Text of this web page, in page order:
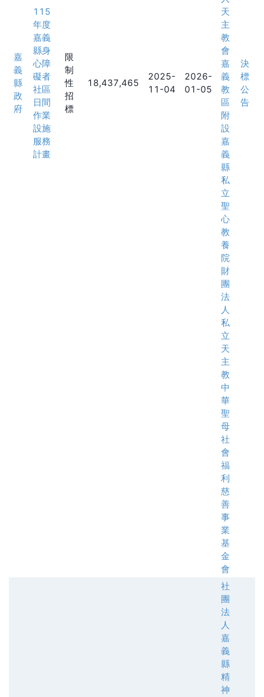
嘉
義
縣
政
府
115
年度
嘉義
縣身
心障
礙者
社區
日間
作業
設施
服務
計畫
限
制
性
招
標
18,437,465
2025-
11-04
2026-
01-05
天
主
教
會
嘉
義
教
區
附
設
嘉
義
縣
私
立
聖
心
教
養
院
財
團
法
人
私
立
天
主
教
中
華
聖
母
社
會
福
利
慈
善
事
業
基
金
會
決
標
公
告
社
團
法
人
嘉
義
縣
精
神